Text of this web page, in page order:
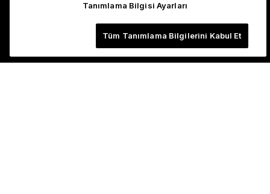
Tanımlama Bilgisi Ayarları
Tüm Tanımlama Bilgilerini Kabul Et